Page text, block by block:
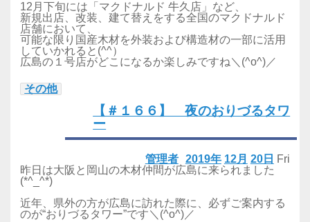
12月下旬には「マクドナルド 牛久店」など、
新規出店、改装、建て替えをする全国のマクドナルド
店舗において、
可能な限り国産木材を外装および構造材の一部に活用
していかれると(^^）
広島の１号店がどこになるか楽しみですね＼(^o^)／
その他
【＃１６６】 夜のおりづるタワ
ー
2019年 12月 20日 Fri
管理者
昨日は大阪と岡山の木材仲間が広島に来られました
(*^_^*)
近年、県外の方が広島に訪れた際に、必ずご案内する
のが“おりづるタワー”です＼(^o^)／